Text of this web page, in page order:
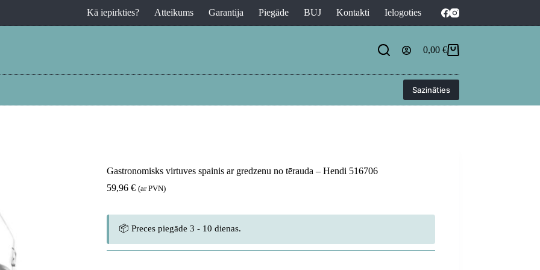
Kā iepirkties? Atteikums Garantija Piegāde BUJ Kontakti Ielogoties
Shopping
0,00 €
Sazināties
Gastronomisks virtuves spainis ar gredzenu no tērauda – Hendi 516706
59,96 € (ar PVN)
📦 Preces piegāde 3 - 10 dienas.